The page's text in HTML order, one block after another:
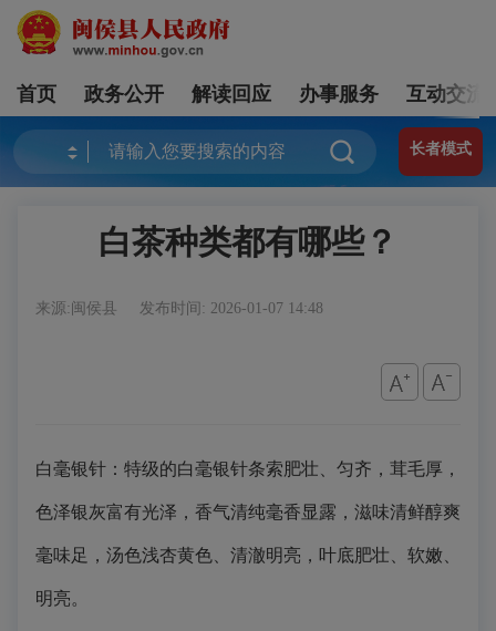
首页 政务公开 解读回应 办事服务 互动交流
长者模式
白茶种类都有哪些？
来源:闽侯县 发布时间: 2026-01-07 14:48
白毫银针：特级的白毫银针条索肥壮、匀齐，茸毛厚，
色泽银灰富有光泽，香气清纯毫香显露，滋味清鲜醇爽
毫味足，汤色浅杏黄色、清澈明亮，叶底肥壮、软嫩、
明亮。